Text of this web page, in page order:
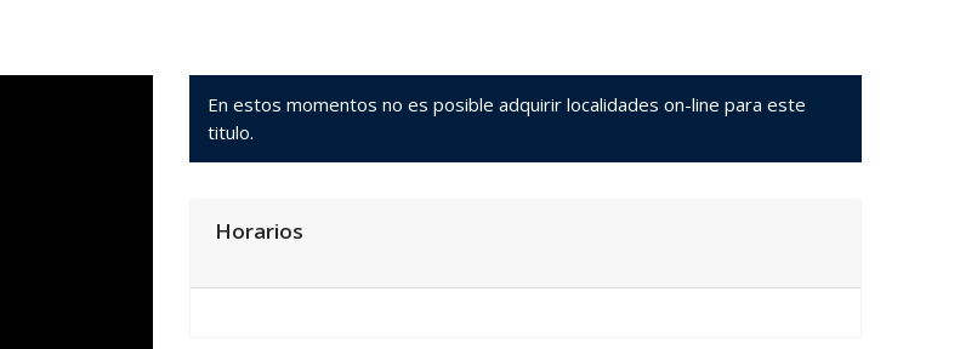
En estos momentos no es posible adquirir localidades on-line para este
titulo.
Horarios